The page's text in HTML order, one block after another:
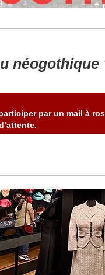
néogothique
par un mail à